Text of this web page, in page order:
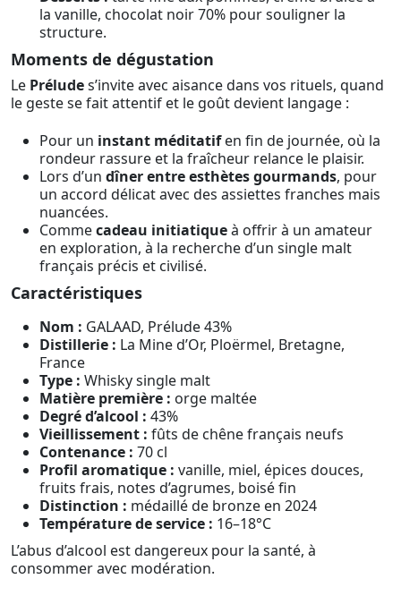
la vanille, chocolat noir 70% pour souligner la
structure.
Moments de dégustation
Le Préludes’invite avec aisance dans vos rituels, quand
le geste se fait attentif et le goût devient langage :
Pour un instant méditatifen fin de journée, où la
rondeur rassure et la fraîcheur relance le plaisir.
Lors d’un dîner entre esthètes gourmands, pour
un accord délicat avec des assiettes franches mais
nuancées.
Commecadeau initiatiqueà offrir à un amateur
en exploration, à la recherche d’un single malt
français précis et civilisé.
Caractéristiques
Nom : GALAAD, Prélude 43%
Distillerie : La Mine d’Or, Ploërmel, Bretagne,
France
Type : Whisky single malt
Matière première : orge maltée
Degré d’alcool : 43%
Vieillissement : fûts de chêne français neufs
Contenance : 70 cl
Profil aromatique : vanille, miel, épices douces,
fruits frais, notes d’agrumes, boisé fin
Distinction : médaillé de bronze en 2024
Température de service : 16–18°C
L’abus d’alcool est dangereux pour la santé, à
consommer avec modération.